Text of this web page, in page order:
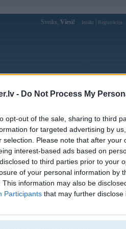
- Do Not Process My
opt-out of the sale, sharing to third
for targeted advertising by
selection. Please note that after
interest-based ads based on
to third parties prior to your
of your personal information by
This information may also be
Participants that may further
Sveiks, Viesi! Ienākt Reģistrācija
Forums Galerijas Reģistrācija
Lietotāja
Lietotājvārds:
Ziņojumi forumā:
0
Pēdējie